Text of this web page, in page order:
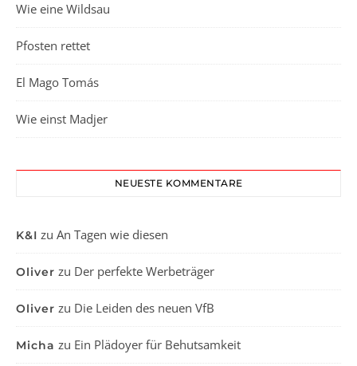
Wie eine Wildsau
Pfosten rettet
El Mago Tomás
Wie einst Madjer
NEUESTE KOMMENTARE
K&I zu An Tagen wie diesen
Oliver zu Der perfekte Werbeträger
Oliver zu Die Leiden des neuen VfB
Micha zu Ein Plädoyer für Behutsamkeit